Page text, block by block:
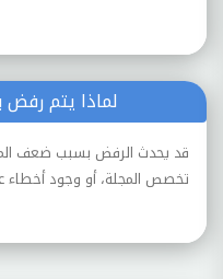
لماذا يتم رفض
قد يحدث الرفض بسبب ضعف
تخصص المجلة، أو وجود أخطاء